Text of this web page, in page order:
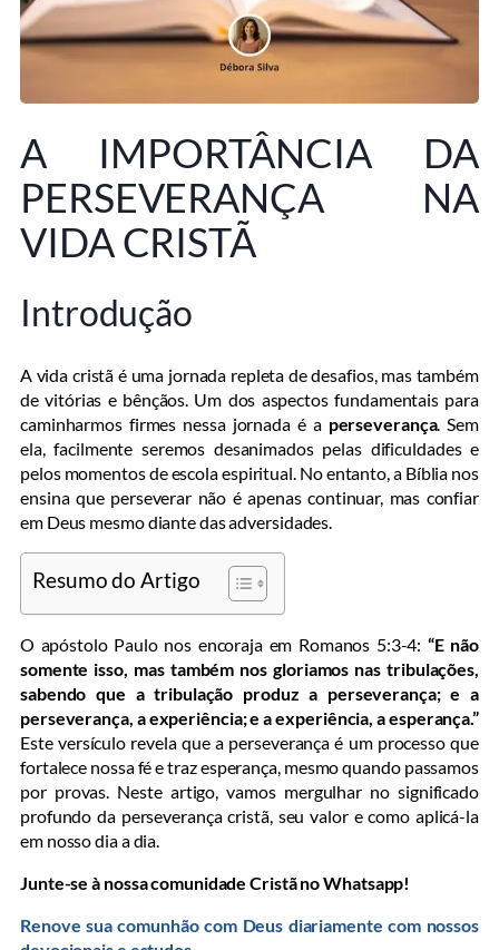
A IMPORTÂNCIA DA
PERSEVERANÇA NA
VIDA CRISTÃ
Introdução
A vida cristã é uma jornada repleta de desafios, mas também
de vitórias e bênçãos. Um dos aspectos fundamentais para
caminharmos firmes nessa jornada é a perseverança. Sem
ela, facilmente seremos desanimados pelas dificuldades e
pelos momentos de escola espiritual. No entanto, a Bíblia nos
ensina que perseverar não é apenas continuar, mas confiar
em Deus mesmo diante das adversidades.
Resumo do Artigo
O apóstolo Paulo nos encoraja em Romanos 5:3-4: “E não
somente isso, mas também nos gloriamos nas tribulações,
sabendo que a tribulação produz a perseverança; e a
perseverança, a experiência; e a experiência, a esperança.”
Este versículo revela que a perseverança é um processo que
fortalece nossa fé e traz esperança, mesmo quando passamos
por provas. Neste artigo, vamos mergulhar no significado
profundo da perseverança cristã, seu valor e como aplicá-la
em nosso dia a dia.
Junte-se à nossa comunidade Cristã no Whatsapp!
Renove sua comunhão com Deus diariamente com nossos